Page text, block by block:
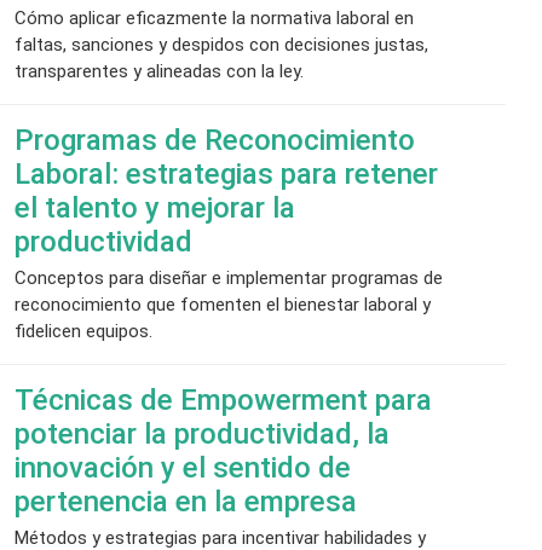
Cómo aplicar eficazmente la normativa laboral en
faltas, sanciones y despidos con decisiones justas,
transparentes y alineadas con la ley.
Programas de Reconocimiento
Laboral: estrategias para retener
el talento y mejorar la
productividad
Conceptos para diseñar e implementar programas de
reconocimiento que fomenten el bienestar laboral y
fidelicen equipos.
Técnicas de Empowerment para
potenciar la productividad, la
innovación y el sentido de
pertenencia en la empresa
Métodos y estrategias para incentivar habilidades y